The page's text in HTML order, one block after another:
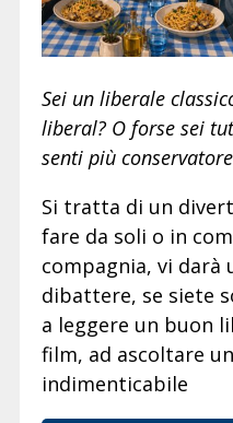
Sei un liberale
liberal? O forse sei
senti più
Si tratta di un
fare da soli o in
compagnia, vi darà
dibattere, se siete
a leggere un buon
film, ad ascoltare
indimenticabile